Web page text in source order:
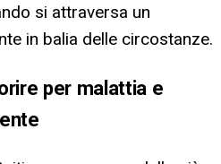
si attraversa un
in balia delle circostanze.
per malattia e